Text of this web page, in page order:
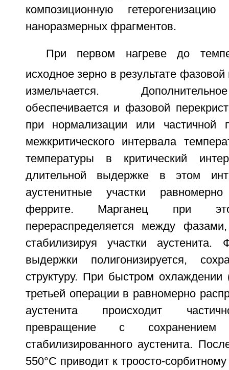
композиционную
наноразмерных фрагментов.
При первом нагреве до
исходное зерно в результате
измельчается.
обеспечивается и фазовой
при нормализации или частичной
межкритического интервала
температуры в критический
длительной выдержке в этом
аустенитные участки
феррите. Марганец при
перераспределяется между
стабилизируя участки
выдержки полигонизируется,
структуру. При быстром
третьей операции в равномерно
аустенита происходит
превращение с
стабилизированного аустенита.
550°C приводит к троосто-